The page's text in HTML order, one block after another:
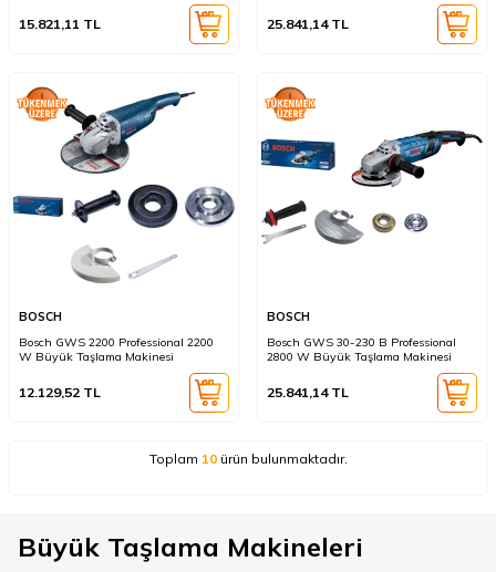
15.821,11 TL 25.841,14TL
BOSCH
Bosch GWS 2200 Professional 2200
W Büyük Taşlama Makinesi
12.129,52 TL
BOSCH
Bosch GWS 30-230 B Professional
2800 W Büyük Taşlama Makinesi
25.841,14TL
Toplam 10ürün bulunmaktadır.
Büyük Taşlama Makineleri